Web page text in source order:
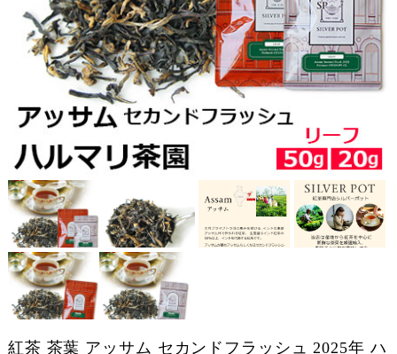
紅茶 茶葉 アッサム セカンドフラッシュ 2025年 ハ